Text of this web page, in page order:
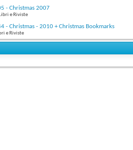
- Christmas 2007
e Riviste
- Christmas - 2010 + Christmas Bookmarks
e Riviste